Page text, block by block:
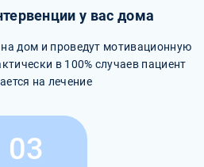
у вас дома
дом и проведут мотивационную
в 100% случаев пациент
на лечение
03